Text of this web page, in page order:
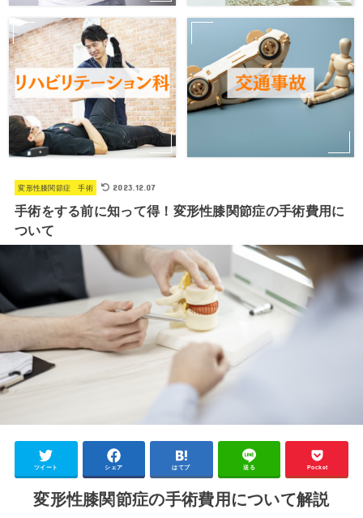
変形性膝関節症 手術 2023.12.07
手術をする前に知って得！変形性膝関節症の手術費用に
ついて
ツイート シェア はてブ 送る Pocket
変形性膝関節症の手術費用について解説